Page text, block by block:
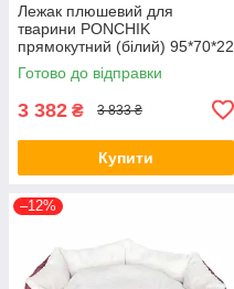
Лежак плюшевий для
тварини PONCHIK
прямокутний (білий) 95*70*22
см, 40 кг XL (*)
Готово до відправки
3 382 ₴ 3 833 ₴
Купити
–12%